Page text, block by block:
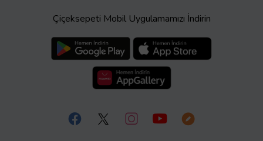
Çiçeksepeti Mobil Uygulamamızı İndirin